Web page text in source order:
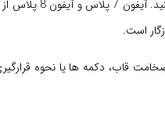
است.
قاب، دکمه ها یا نحوه